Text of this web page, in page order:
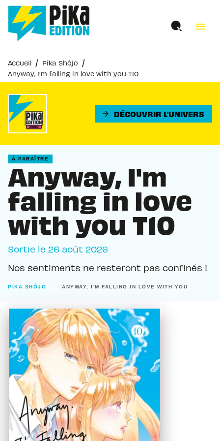
MENU RECHERCHE
PIED DE PAGE
menu
Accueil / Pika Shôjo /
Anyway, I'm falling in love with you T10
arrow_forward DÉCOUVRIR L'UNIVERS
À PARAÎTRE
Anyway, I'm
falling in love
with you T10
Sortie le 26 août 2026
Nos sentiments ne resteront pas confinés !
PIKA SHÔJO ANYWAY, I'M FALLING IN LOVE WITH YOU